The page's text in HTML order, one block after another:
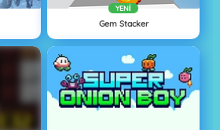
YENI
Gem Stacker